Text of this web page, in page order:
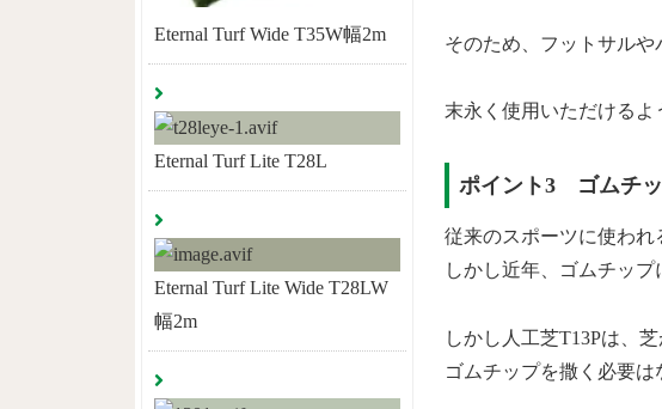
そのため、フットサルや
末永く使用いただけるよ
ポイント3 ゴムチッ
従来のスポーツに使われ
しかし近年、ゴムチッ
しかし人工芝T13Pは、
ゴムチップを撒く必要は
Eternal Turf Wide T35W幅2m
Eternal Turf Lite T28L
Eternal Turf Lite Wide T28LW
幅2m